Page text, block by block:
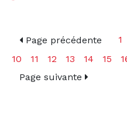
Page précédente 1
10
11 12 13 14 15
Page suivante